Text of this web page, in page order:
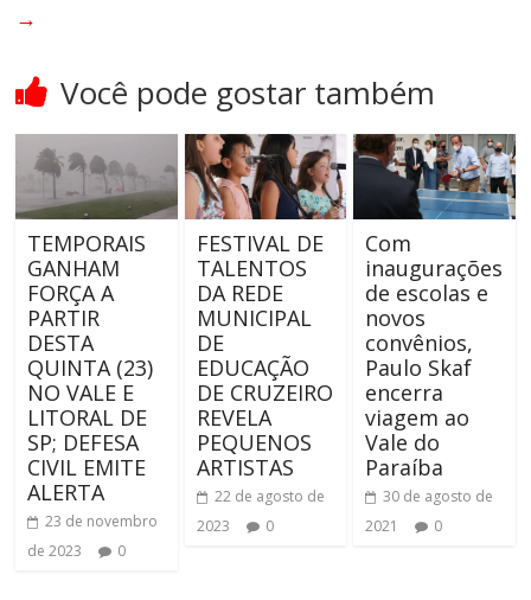
→
Você pode gostar também
TEMPORAIS
GANHAM
FORÇA A
PARTIR
DESTA
QUINTA (23)
NO VALE E
LITORAL DE
SP; DEFESA
CIVIL EMITE
ALERTA
23 de novembro
de 2023
0
FESTIVAL DE
TALENTOS
DA REDE
MUNICIPAL
DE
EDUCAÇÃO
DE CRUZEIRO
REVELA
PEQUENOS
ARTISTAS
22 de agosto de
2023
0
Com
inaugurações
de escolas e
novos
convênios,
Paulo Skaf
encerra
viagem ao
Vale do
Paraíba
30 de agosto de
2021
0